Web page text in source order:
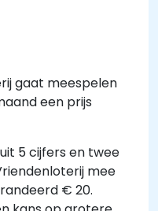
gaat meespelen
een prijs
5 cijfers en twee
mee
€ 20.